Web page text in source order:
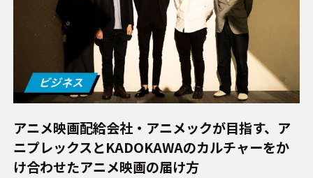
アニメ映画配給会社・アニメックが目指す、ア
ニプレックスとKADOKAWAのカルチャーをか
け合わせたアニメ映画の届け方